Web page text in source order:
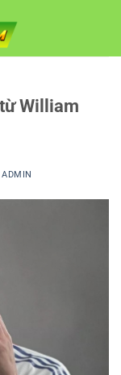
William
ADMIN